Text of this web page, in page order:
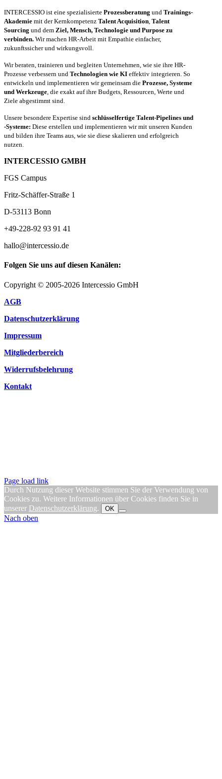
INTERCESSIO ist eine spezialisierte Prozessberatung und Trainings-
Akademie mit der Kernkompetenz Talent Acquisition, Talent
Sourcing und dem Ziel, Mensch, Technologie und Purpose zu
verbinden. Wir machen HR-Arbeit mit Empathie einfacher,
zukunftssicher und wirkungsvoll.
Wir beraten, trainieren und begleiten Unternehmen, wie sie ihre HR-
Prozesse verbessern und Technologien wie KI effektiv integrieren. So
entwickeln und implementieren wir gemeinsam die Prozesse, Systeme
und Werkzeuge, die exakt auf ihre Budgets, Ressourcen, Werte und
Ziele abgestimmt sind.
Unsere besondere Expertise sind schlüsselfertige Talent-Pipelines und
-Systeme: Diese erstellen und implementieren wir mit unseren Kunden
und bilden ihre Teams aus, wie sie diese skalieren und erfolgreich
nutzen.
INTERCESSIO GMBH
FGS Campus
Fritz-Schäffer-Straße 1
D-53113 Bonn
+49-228-92 93 91 41
hallo@intercessio.de
Folgen Sie uns auf diesen Kanälen:
Copyright © 2005-2026 Intercessio GmbH
AGB
Datenschutzerklärung
Impressum
Mitgliederbereich
Widerrufsbelehrung
Kontakt
Page load link
Durch Nutzung dieser Website stimmen Sie der Verwendung von
Cookies zu. Weitere Informationen über Cookies finden Sie in
unserer Datenschutzerklärung. OK
Nach oben